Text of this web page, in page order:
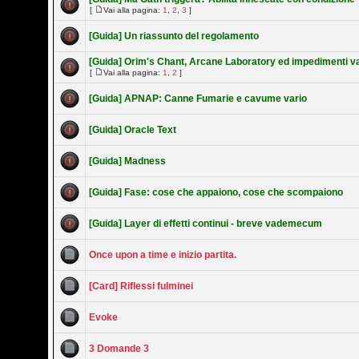
[ Vai alla pagina: 1 ,2 ,3 ]
[Guida] Un riassunto del regolamento
[Guida] Orim's Chant, Arcane Laboratory ed impedimenti
[ Vai alla pagina: 1 ,2 ]
[Guida] APNAP: Canne Fumarie e cavume vario
[Guida] Oracle Text
[Guida] Madness
[Guida] Fase: cose che appaiono, cose che scompaiono
[Guida] Layer di effetti continui - breve vademecum
Once upon a time e inizio partita.
[Card] Riflessi fulminei
Evoke
3 Domande 3